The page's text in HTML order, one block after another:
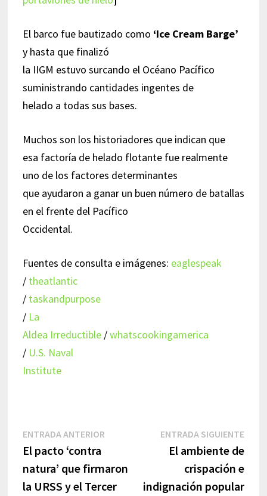
El barco fue bautizado como ‘Ice Cream Barge’
y hasta que finalizó
la IIGM estuvo surcando el Océano Pacífico
suministrando cantidades ingentes de
helado a todas sus bases.
Muchos son los historiadores que indican que
esa factoría de helado flotante fue realmente
uno de los factores determinantes
que ayudaron a ganar un buen número de batallas
en el frente del Pacífico
Occidental.
Fuentes de consulta e imágenes: eaglespeak
/ theatlantic
/ taskandpurpose
/ La
Aldea Irreductible/whatscookingamerica
/ U.S. Naval
Institute
Navegación
de
entradas
ENTRADA ANTERIOREntrada
El pacto ‘contra
natura’ que firmaron
la URSS y el Tercer
ENTRADA SIGUIENTE
El ambiente de
crispación e
indignación popular